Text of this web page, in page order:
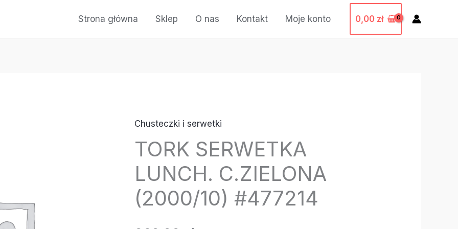
Strona główna Sklep O nas Kontakt Moje konto 0,00 zł
Chusteczki i serwetki
TORK SERWETKA
LUNCH. C.ZIELONA
(2000/10) #477214
ilość
TORK
SERWETKA
LUNCH.
C.ZIELONA
(2000/10)